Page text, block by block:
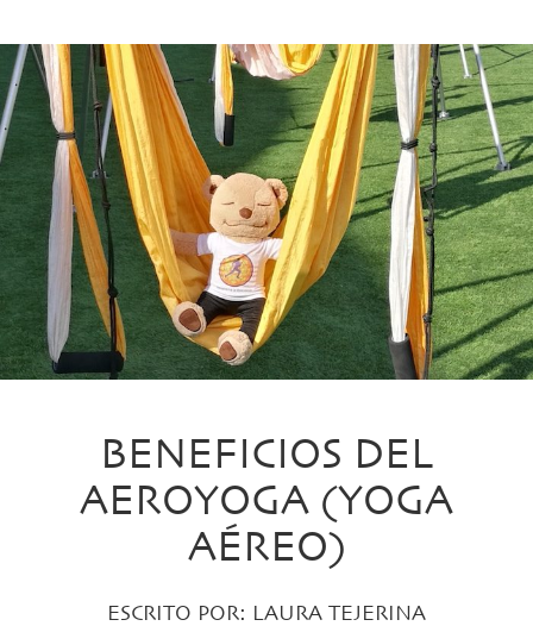
BENEFICIOS DEL
AEROYOGA (YOGA
AÉREO)
ESCRITO POR: LAURA TEJERINA